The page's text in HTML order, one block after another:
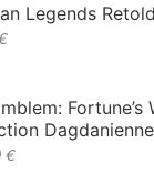
Legends
Fortune’s
Dagdanienne
€